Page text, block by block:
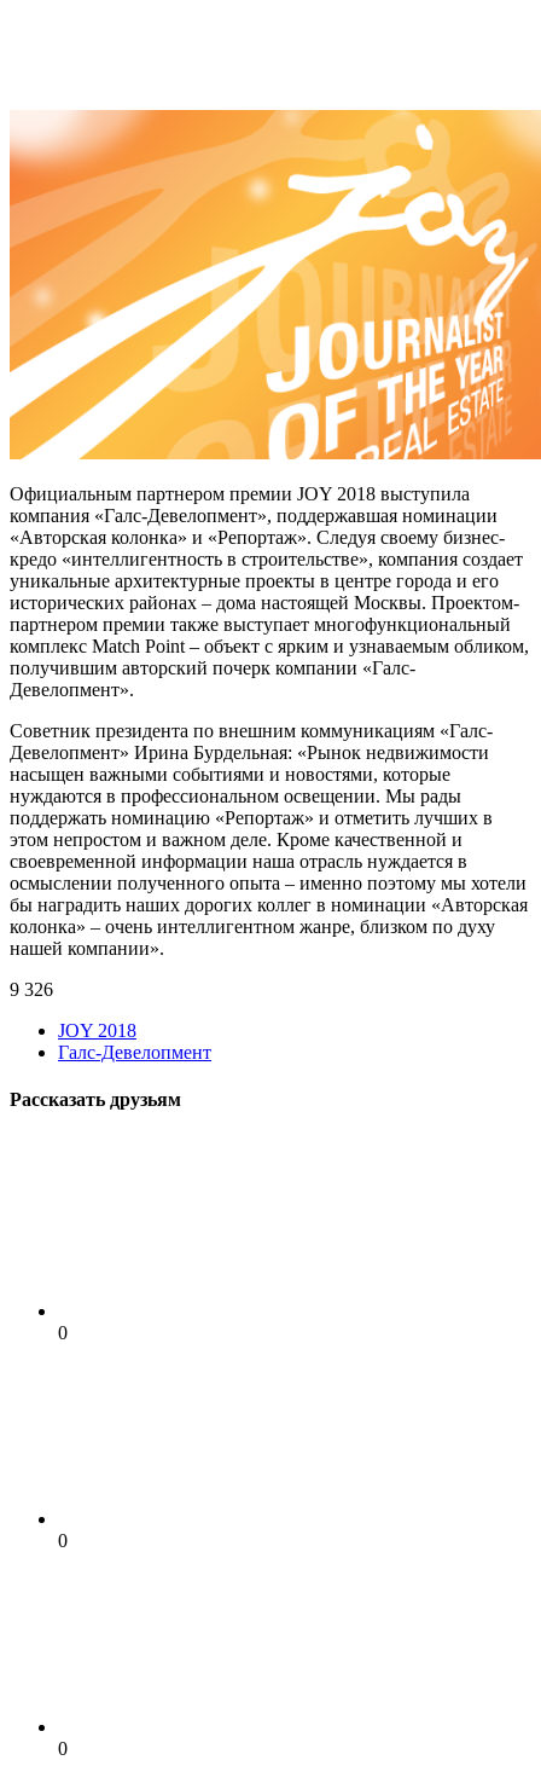
Официальным партнером премии JOY 2018 выступила
компания «Галс-Девелопмент», поддержавшая номинации
«Авторская колонка» и «Репортаж». Следуя своему бизнес-
кредо «интеллигентность в строительстве», компания создает
уникальные архитектурные проекты в центре города и его
исторических районах – дома настоящей Москвы. Проектом-
партнером премии также выступает многофункциональный
комплекс Match Point – объект с ярким и узнаваемым обликом,
получившим авторский почерк компании «Галс-
Девелопмент».
Советник президента по внешним коммуникациям «Галс-
Девелопмент» Ирина Бурдельная: «Рынок недвижимости
насыщен важными событиями и новостями, которые
нуждаются в профессиональном освещении. Мы рады
поддержать номинацию «Репортаж» и отметить лучших в
этом непростом и важном деле. Кроме качественной и
своевременной информации наша отрасль нуждается в
осмыслении полученного опыта – именно поэтому мы хотели
бы наградить наших дорогих коллег в номинации «Авторская
колонка» – очень интеллигентном жанре, близком по духу
нашей компании».
9 326
JOY 2018
Галс-Девелопмент
Рассказать друзьям
0
0
0